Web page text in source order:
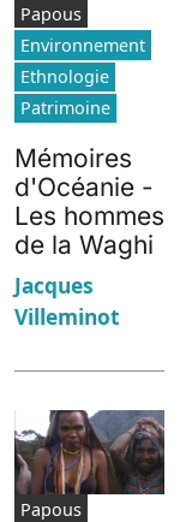
Papous
Environnement
Ethnologie
Patrimoine
Mémoires
d'Océanie -
Les hommes
de la Waghi
Jacques
Villeminot
Papous